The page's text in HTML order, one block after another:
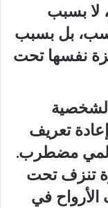
لا بسبب
بل بسبب
نفسها تحت
لشخصية
تعريف
مضطرب.
تنزف تحت
في